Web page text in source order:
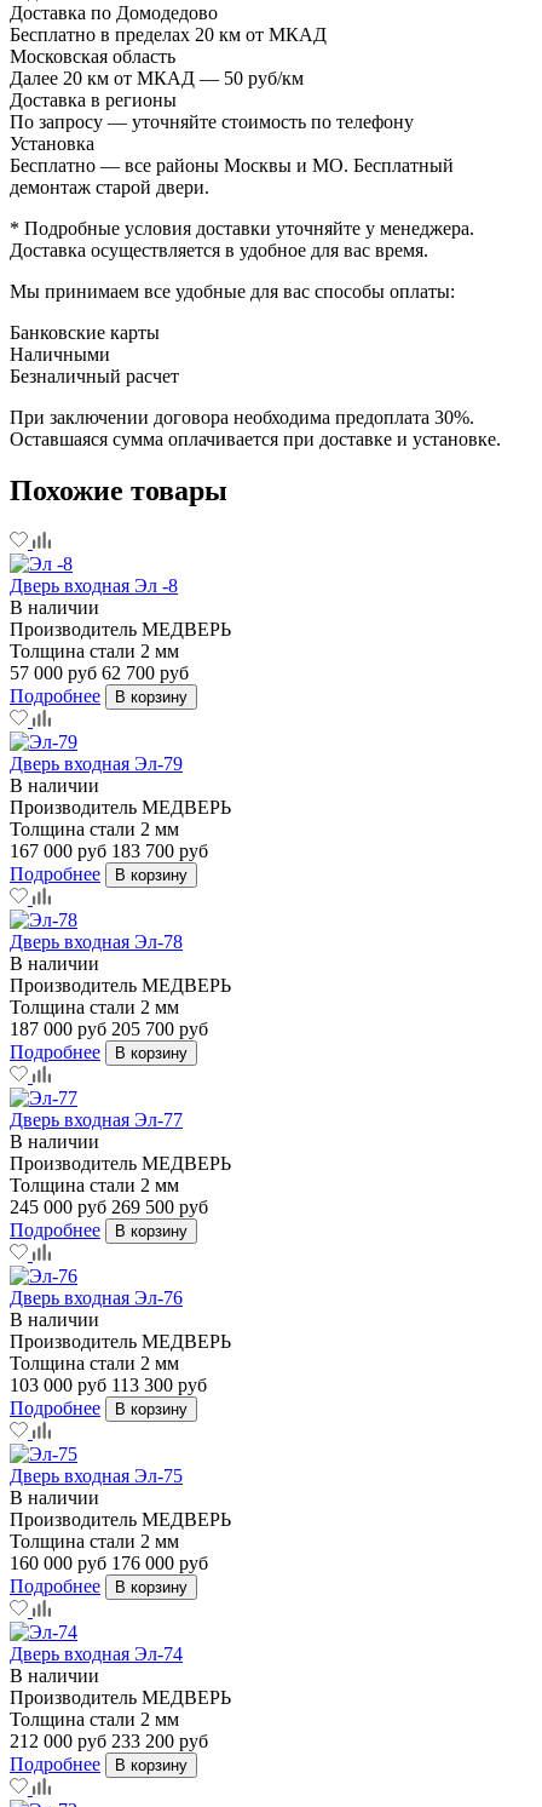
Доставка по Домодедово
Бесплатно в пределах 20 км от МКАД
Московская область
Далее 20 км от МКАД — 50 руб/км
Доставка в регионы
По запросу — уточняйте стоимость по телефону
Установка
Бесплатно — все районы Москвы и МО. Бесплатный
демонтаж старой двери.
* Подробные условия доставки уточняйте у менеджера.
Доставка осуществляется в удобное для вас время.
Мы принимаем все удобные для вас способы оплаты:
Банковские карты
Наличными
Безналичный расчет
При заключении договора необходима предоплата 30%.
Оставшаяся сумма оплачивается при доставке и установке.
Похожие товары
Дверь входная Эл -8
В наличии
Производитель МЕДВЕРЬ
Толщина стали 2 мм
57 000 руб 62 700 руб
Подробнее
В корзину
Дверь входная Эл-79
В наличии
Производитель МЕДВЕРЬ
Толщина стали 2 мм
167 000 руб 183 700 руб
Подробнее
В корзину
Дверь входная Эл-78
В наличии
Производитель МЕДВЕРЬ
Толщина стали 2 мм
187 000 руб 205 700 руб
Подробнее
В корзину
Дверь входная Эл-77
В наличии
Производитель МЕДВЕРЬ
Толщина стали 2 мм
245 000 руб 269 500 руб
Подробнее
В корзину
Дверь входная Эл-76
В наличии
Производитель МЕДВЕРЬ
Толщина стали 2 мм
103 000 руб 113 300 руб
Подробнее
В корзину
Дверь входная Эл-75
В наличии
Производитель МЕДВЕРЬ
Толщина стали 2 мм
160 000 руб 176 000 руб
Подробнее
В корзину
Дверь входная Эл-74
В наличии
Производитель МЕДВЕРЬ
Толщина стали 2 мм
212 000 руб 233 200 руб
Подробнее
В корзину